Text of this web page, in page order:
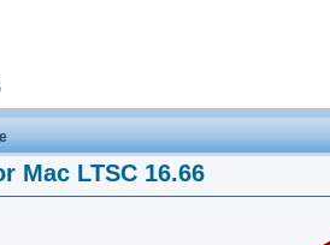
Mac LTSC 16.66